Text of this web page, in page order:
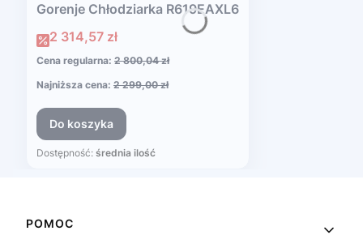
Gorenje Chłodziarka R619EAXL6
Cena promocyjna
2 314,57 zł
Cena regularna: 2 800,04 zł
Najniższa cena: 2 299,00 zł
Do koszyka
Dostępność: średnia ilość
Linki w stopce
POMOC